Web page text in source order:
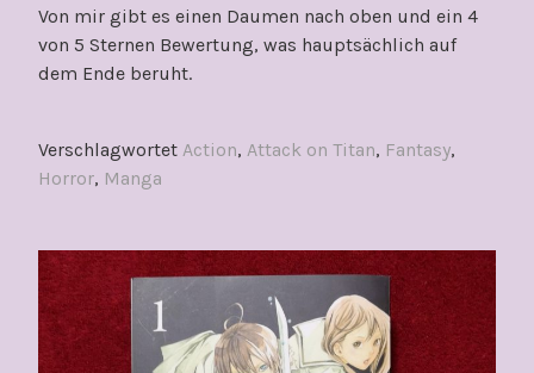
Von mir gibt es einen Daumen nach oben und ein 4
von 5 Sternen Bewertung, was hauptsächlich auf
dem Ende beruht.
Verschlagwortet Action, Attack on Titan, Fantasy,
Horror, Manga